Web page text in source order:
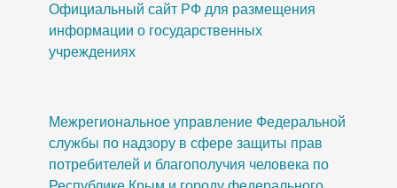
Официальный сайт РФ для размещения
информации о государственных
учреждениях
Межрегиональное управление Федеральной
службы по надзору в сфере защиты прав
потребителей и благополучия человека по